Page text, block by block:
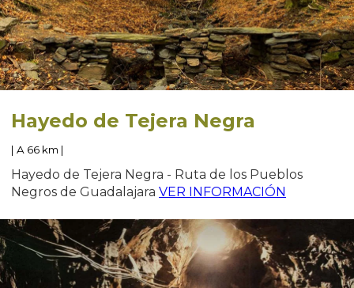
Hayedo de Tejera Negra
| A 66 km |
Hayedo de Tejera Negra - Ruta de los Pueblos
Negros de Guadalajara VER INFORMACIÓN